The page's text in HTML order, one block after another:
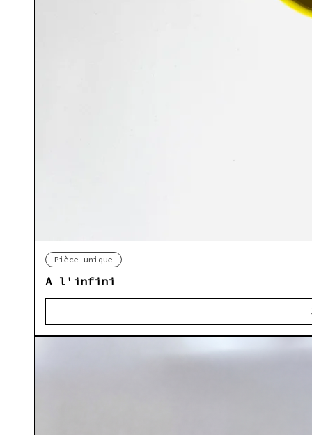
Pièce unique
A l'infini